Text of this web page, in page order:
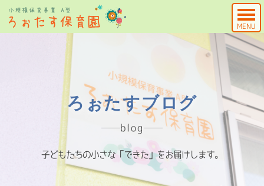
MENU
ろぉたすブログ
blog
子どもたちの小さな「できた」をお届けします。